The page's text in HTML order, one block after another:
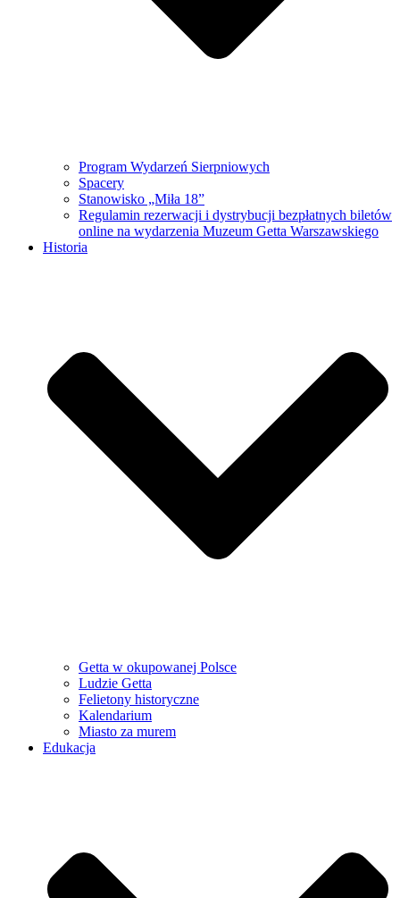
Program Wydarzeń Sierpniowych
Spacery
Stanowisko „Miła 18”
Regulamin rezerwacji i dystrybucji bezpłatnych biletów
online na wydarzenia Muzeum Getta Warszawskiego
Historia
Getta w okupowanej Polsce
Ludzie Getta
Felietony historyczne
Kalendarium
Miasto za murem
Edukacja